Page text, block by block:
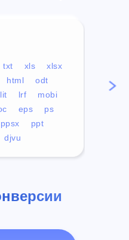
txt xls
xlsx
html
odt
lit lrf
mobi
eps
ps
ppsx
ppt
djvu
mp4